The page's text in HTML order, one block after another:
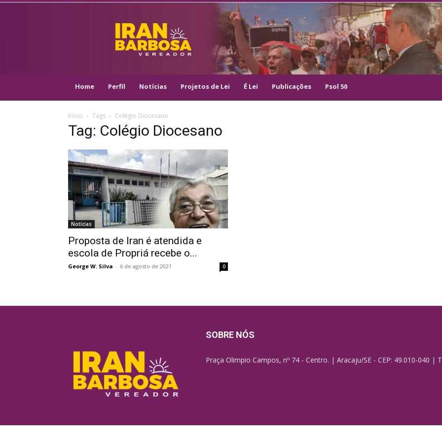
IRAN
BARBOSA
–
VEREADOR
–
Home Perfil Notícias Projetos de Lei É Lei Publicações Psol 50
Início Tags Colégio Diocesano
Tag: Colégio Diocesano
Notícias
Proposta de Iran é atendida e
escola de Propriá recebe o...
George W. Silva - 6 de agosto de 2021 0
SOBRE NÓS
Praça Olimpio Campos, nº 74 - Centro. | Aracaju/SE - CEP: 49.010-040 |